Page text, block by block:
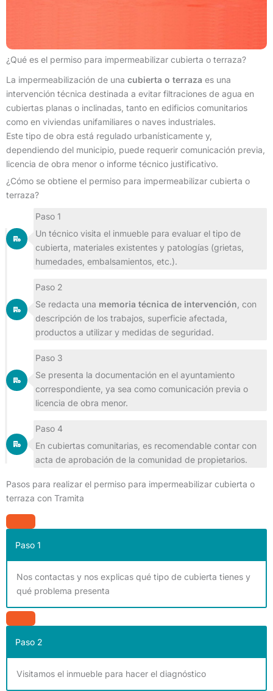
¿Qué es el permiso para impermeabilizar cubierta o terraza?
La impermeabilización de una cubierta o terraza es una
intervención técnica destinada a evitar filtraciones de agua en
cubiertas planas o inclinadas, tanto en edificios comunitarios
como en viviendas unifamiliares o naves industriales.
Este tipo de obra está regulado urbanísticamente y,
dependiendo del municipio, puede requerir comunicación previa,
licencia de obra menor o informe técnico justificativo.
¿Cómo se obtiene el permiso para impermeabilizar cubierta o
terraza?
Paso 1
Un técnico visita el inmueble para evaluar el tipo de
cubierta, materiales existentes y patologías (grietas,
humedades, embalsamientos, etc.).
Paso 2
Se redacta una memoria técnica de intervención , con
descripción de los trabajos, superficie afectada,
productos a utilizar y medidas de seguridad.
Paso 3
Se presenta la documentación en el ayuntamiento
correspondiente, ya sea como comunicación previa o
licencia de obra menor.
Paso 4
En cubiertas comunitarias, es recomendable contar con
acta de aprobación de la comunidad de propietarios.
Pasos para realizar el permiso para impermeabilizar cubierta o
terraza con Tramita
Paso 1
Nos contactas y nos explicas qué tipo de cubierta tienes y
qué problema presenta
Paso 2
Visitamos el inmueble para hacer el diagnóstico